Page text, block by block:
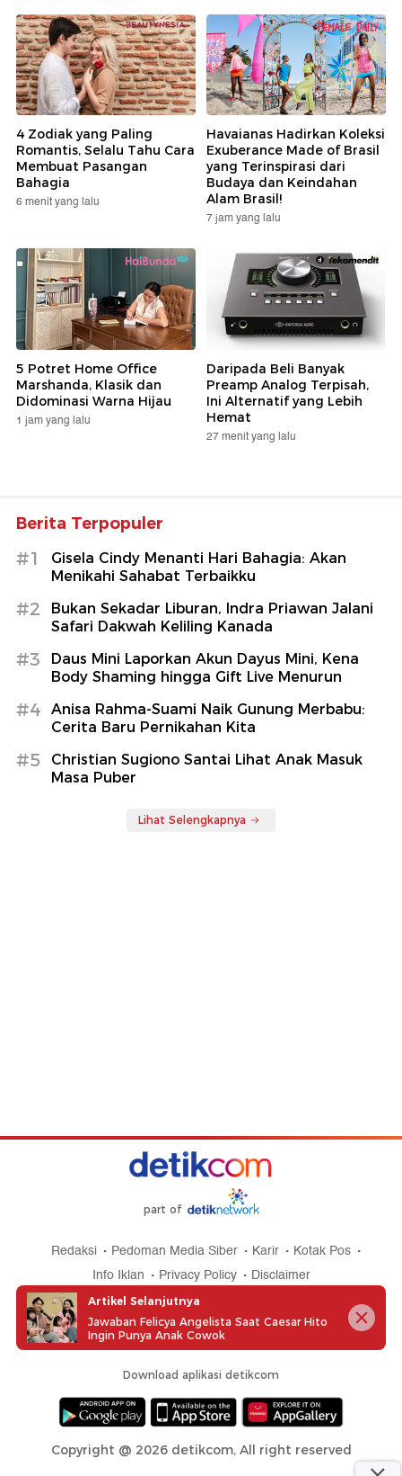
4 Zodiak yang Paling
Romantis, Selalu Tahu Cara
Membuat Pasangan
Bahagia
6 menit yang lalu
Havaianas Hadirkan Koleksi
Exuberance Made of Brasil
yang Terinspirasi dari
Budaya dan Keindahan
Alam Brasil!
7 jam yang lalu
5 Potret Home Office
Marshanda, Klasik dan
Didominasi Warna Hijau
1 jam yang lalu
Daripada Beli Banyak
Preamp Analog Terpisah,
Ini Alternatif yang Lebih
Hemat
27 menit yang lalu
Berita Terpopuler
#1
Gisela Cindy Menanti Hari Bahagia: Akan
Menikahi Sahabat Terbaikku
#2
Bukan Sekadar Liburan, Indra Priawan Jalani
Safari Dakwah Keliling Kanada
#3
Daus Mini Laporkan Akun Dayus Mini, Kena
Body Shaming hingga Gift Live Menurun
#4
Anisa Rahma-Suami Naik Gunung Merbabu:
Cerita Baru Pernikahan Kita
#5
Christian Sugiono Santai Lihat Anak Masuk
Masa Puber
Lihat Selengkapnya
part of
Redaksi Pedoman Media Siber Karir
Kotak Pos
Info Iklan
Privacy Policy Disclaimer
Download aplikasi detikcom
Copyright @ 2026 detikcom, All right reserved
Artikel Selanjutnya
Jawaban Felicya Angelista Saat Caesar Hito
Ingin Punya Anak Cowok